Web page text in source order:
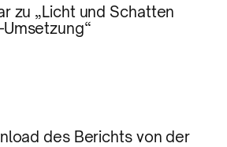
zu „Licht und Schatten
des Berichts von der